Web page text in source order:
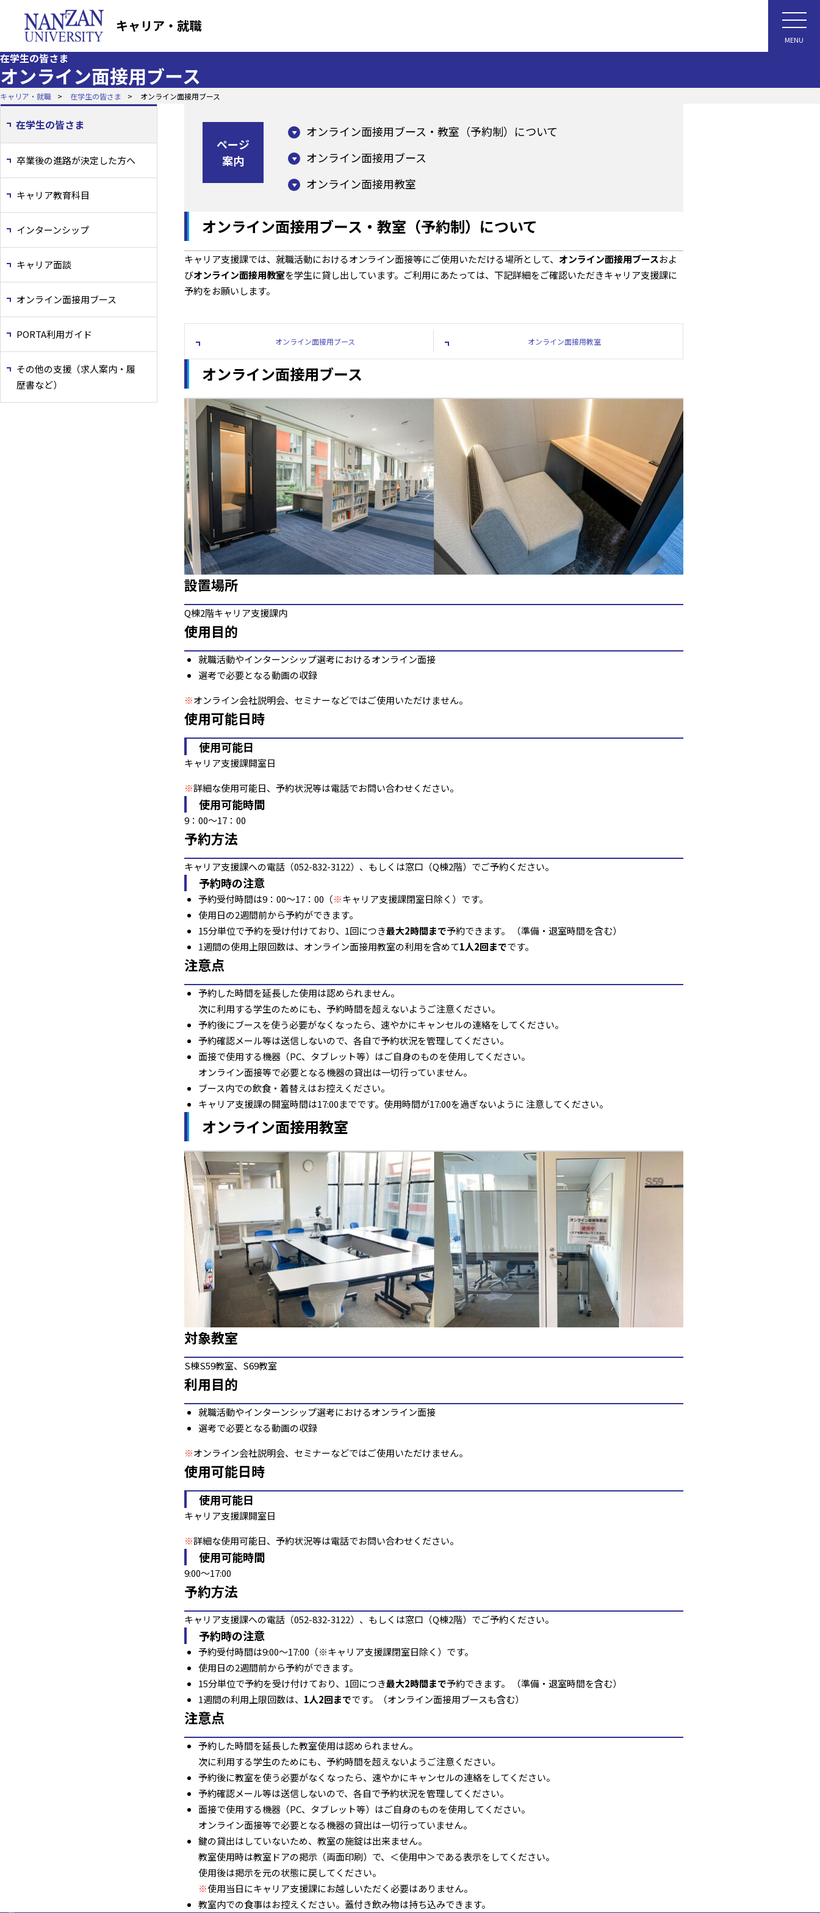
キャリア・就職
MENU
在学生の皆さま
オンライン面接用ブース
キャリア・就職 在学生の皆さま オンライン面接用ブース
ページ
案内
オンライン面接用ブース・教室（予約制）について
オンライン面接用ブース
オンライン面接用教室
オンライン面接用ブース・教室（予約制）について
キャリア支援課では、就職活動におけるオンライン面接等にご使用いただける場所として、 オンライン面接用ブースおよ
びオンライン面接用教室を学生に貸し出しています。ご利用にあたっては、下記詳細をご確認いただきキャリア支援課に
予約をお願いします。
オンライン面接用ブース オンライン面接用教室
オンライン面接用ブース
設置場所
Q棟2階キャリア支援課内
使用目的
就職活動やインターンシップ選考におけるオンライン面接
選考で必要となる動画の収録
※オンライン会社説明会、セミナーなどではご使用いただけません。
使用可能日時
使用可能日
キャリア支援課開室日
※詳細な使用可能日、予約状況等は電話でお問い合わせください。
使用可能時間
9：00～17：00
予約方法
キャリア支援課への電話（052-832-3122）、もしくは窓口（Q棟2階）でご予約ください。
予約時の注意
予約受付時間は9：00～17：00（※キャリア支援課閉室日除く）です。
使用日の2週間前から予約ができます。
15分単位で予約を受け付けており、1回につき最大2時間まで予約できます。 （準備・退室時間を含む）
1週間の使用上限回数は、オンライン面接用教室の利用を含めて1人2回までです。
注意点
予約した時間を延長した使用は認められません。
次に利用する学生のためにも、予約時間を超えないようご注意ください。
予約後にブースを使う必要がなくなったら、速やかにキャンセルの連絡をしてください。
予約確認メール等は送信しないので、各自で予約状況を管理してください。
面接で使用する機器（PC、タブレット等）はご自身のものを使用してください。
オンライン面接等で必要となる機器の貸出は一切行っていません。
ブース内での飲食・着替えはお控えください。
キャリア支援課の開室時間は17:00までです。使用時間が17:00を過ぎないように 注意してください。
オンライン面接用教室
対象教室
S棟S59教室、S69教室
利用目的
就職活動やインターンシップ選考におけるオンライン面接
選考で必要となる動画の収録
※オンライン会社説明会、セミナーなどではご使用いただけません。
使用可能日時
使用可能日
キャリア支援課開室日
※詳細な使用可能日、予約状況等は電話でお問い合わせください。
使用可能時間
9:00～17:00
予約方法
キャリア支援課への電話（052-832-3122）、もしくは窓口（Q棟2階）でご予約ください。
予約時の注意
予約受付時間は9:00～17:00（※キャリア支援課閉室日除く）です。
使用日の2週間前から予約ができます。
15分単位で予約を受け付けており、1回につき最大2時間まで予約できます。 （準備・退室時間を含む）
1週間の利用上限回数は、 1人2回までです。（オンライン面接用ブースも含む）
注意点
予約した時間を延長した教室使用は認められません。
次に利用する学生のためにも、予約時間を超えないようご注意ください。
予約後に教室を使う必要がなくなったら、速やかにキャンセルの連絡をしてください。
予約確認メール等は送信しないので、各自で予約状況を管理してください。
面接で使用する機器（PC、タブレット等）はご自身のものを使用してください。
オンライン面接等で必要となる機器の貸出は一切行っていません。
鍵の貸出はしていないため、教室の施錠は出来ません。
教室使用時は教室ドアの掲示（両面印刷）で、＜使用中＞である表示をしてください。
使用後は掲示を元の状態に戻してください。
※使用当日にキャリア支援課にお越しいただく必要はありません。
教室内での食事はお控えください。蓋付き飲み物は持ち込みできます。
在学生の皆さま
卒業後の進路が決定した方へ
キャリア教育科目
インターンシップ
キャリア面談
オンライン面接用ブース
PORTA利用ガイド
その他の支援（求人案内・履
歴書など）